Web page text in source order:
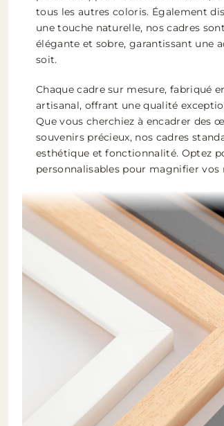
tous les autres coloris. Également
une touche naturelle, nos cadres
élégante et sobre, garantissant une
soit.
Chaque cadre sur mesure, fabriqué
artisanal, offrant une qualité
Que vous cherchiez à encadrer des
souvenirs précieux, nos cadres
esthétique et fonctionnalité. Optez
personnalisables pour magnifier